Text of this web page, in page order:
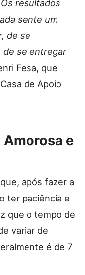
resultados
sente um
de se
de se entregar
Fesa, que
de Apoio
e
após fazer a
ter paciência e
que o tempo de
variar de
é de 7